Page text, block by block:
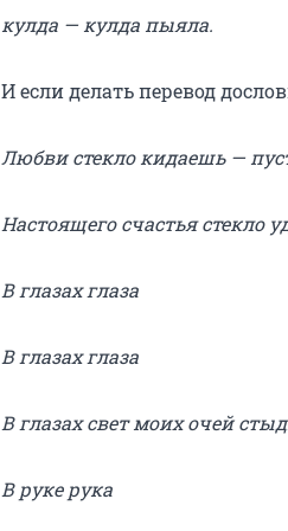
кулда — кулда пыяла.
И если делать перевод
Любви стекло кидаешь —
Настоящего счастья стекло
В глазах глаза
В глазах глаза
В глазах свет моих очей
В руке рука